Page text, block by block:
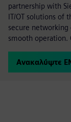
partnership with
IT/OT solutions of
secure
smooth operation.
Ανακαλύψτε